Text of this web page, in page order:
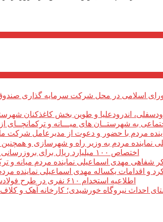
اندرودعلیا و طوین بخش کاغذکنان
به شهرستــان های میـــانه و ترکمانچــای
مردم با حضور و دعوت از مدیرعامل شرکت
نماینده مردم به وزیر راه و شهرسازی و
اختصاص ۱۰۰ میلیارد ریال برای بروزرسانی و تجهیز مرکز فنی وحرفه ای میانه
شفاهی مهدی اسماعیلی نماینده مردم میانه و
و اقدامات یکساله مهدی اسماعیلی نماینده
اطلاعیه استخدام ۶۱۰ نفری در طرح فولادسازی مجتمع فولاد میانه منتشر شد
احداث نیروگاه خورشیدی؛ کارخانه آهک و